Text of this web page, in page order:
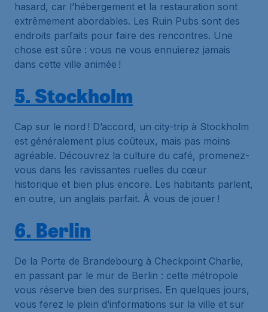
hasard, car l’hébergement et la restauration sont
extrêmement abordables. Les Ruin Pubs sont des
endroits parfaits pour faire des rencontres. Une
chose est sûre : vous ne vous ennuierez jamais
dans cette ville animée !
5. Stockholm
Cap sur le nord ! D’accord, un city-trip à Stockholm
est généralement plus coûteux, mais pas moins
agréable. Découvrez la culture du café, promenez-
vous dans les ravissantes ruelles du cœur
historique et bien plus encore. Les habitants parlent,
en outre, un anglais parfait. À vous de jouer !
6. Berlin
De la Porte de Brandebourg à Checkpoint Charlie,
en passant par le mur de Berlin : cette métropole
vous réserve bien des surprises. En quelques jours,
vous ferez le plein d’informations sur la ville et sur